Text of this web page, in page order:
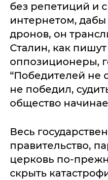
без репетиций и
интернетом, дабы
дронов, он
Сталин, как
оппозиционеры,
“Победителей не
не победил,
общество
Весь
правительство,
церковь по-
скрыть